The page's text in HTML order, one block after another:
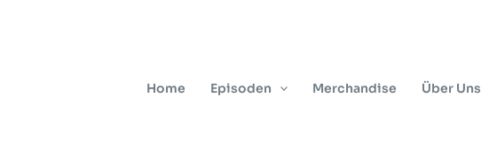
Home Episoden Merchandise Über Uns